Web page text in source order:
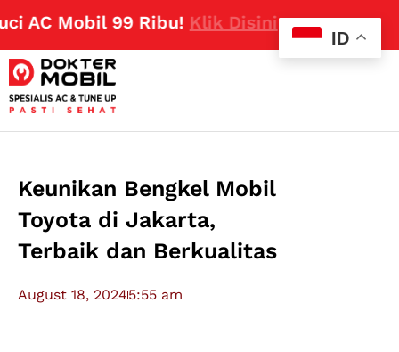
AC Mobil 99 Ribu!Klik Disini
Keunikan Bengkel Mobil
Toyota di Jakarta,
Terbaik dan Berkualitas
August 18, 20245:55 am
ID